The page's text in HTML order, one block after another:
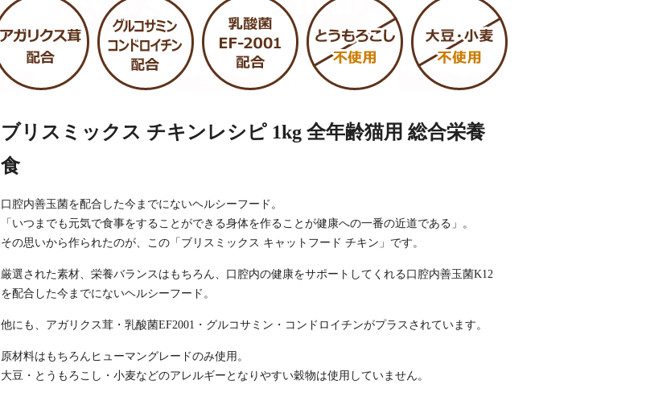
ブリスミックス チキンレシピ 1kg 全年齢猫用 総合栄養
食
口腔内善玉菌を配合した今までにないヘルシーフード。
「いつまでも元気で食事をすることができる身体を作ることが健康への一番の近道である」。
その思いから作られたのが、この「ブリスミックス キャットフード チキン」です。
厳選された素材、栄養バランスはもちろん、口腔内の健康をサポートしてくれる口腔内善玉菌K12
を配合した今までにないヘルシーフード。
他にも、アガリクス茸・乳酸菌EF2001・グルコサミン・コンドロイチンがプラスされています。
原材料はもちろんヒューマングレードのみ使用。
大豆・とうもろこし・小麦などのアレルギーとなりやすい穀物は使用していません。